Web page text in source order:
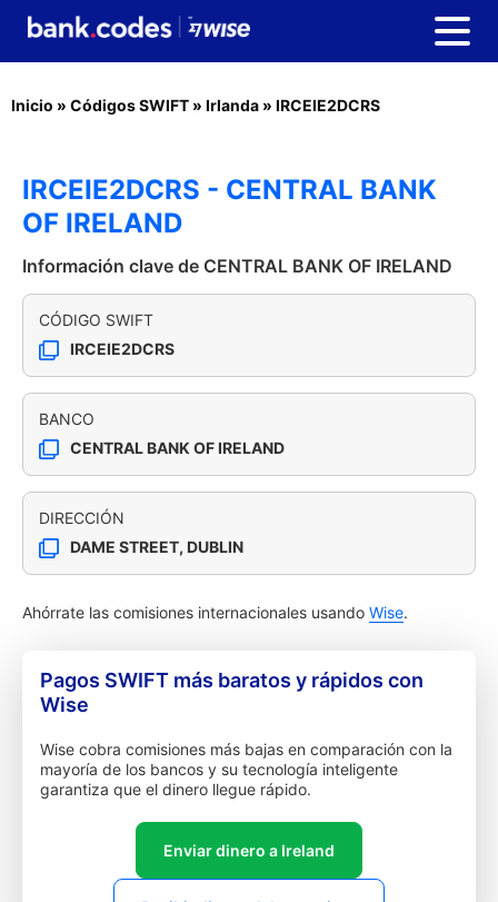
Inicio » Códigos SWIFT » Irlanda » IRCEIE2DCRS
IRCEIE2DCRS - CENTRAL BANK
OF IRELAND
Información clave de CENTRAL BANK OF IRELAND
CÓDIGO SWIFT
IRCEIE2DCRS
BANCO
CENTRAL BANK OF IRELAND
DIRECCIÓN
DAME STREET, DUBLIN
Ahórrate las comisiones internacionales usando Wise.
Pagos SWIFT más baratos y rápidos con
Wise
Wise cobra comisiones más bajas en comparación con la
mayoría de los bancos y su tecnología inteligente
garantiza que el dinero llegue rápido.
Enviar dinero a Ireland